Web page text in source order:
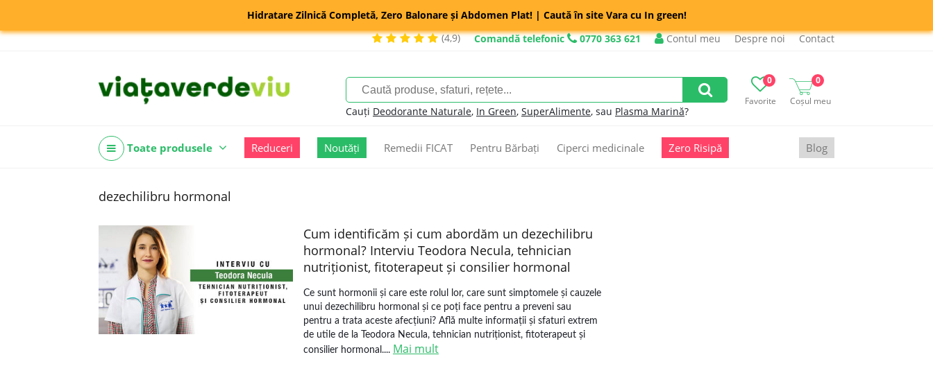
Hidratare Zilnică Completă, Zero Balonare și Abdomen Plat! | Caută în site Vara cu In green!
(4,9)
Comandă telefonic 0770 363 621 Contul meu Despre noi Contact
Favorite
0
Coșul meu
0
Cauți Deodorante Naturale, In Green, SuperAlimente, sau Plasma Marină?
Toate produsele Reduceri Noutăți Remedii FICAT Pentru Bărbați Ciperci medicinale Zero Risipă Blog
dezechilibru hormonal
Cum identificăm și cum abordăm un dezechilibru
hormonal? Interviu Teodora Necula, tehnician
nutriționist, fitoterapeut și consilier hormonal
Ce sunt hormonii și care este rolul lor, care sunt simptomele și cauzele
unui dezechilibru hormonal și ce poți face pentru a preveni sau
pentru a trata aceste afecțiuni? Află multe informații și sfaturi extrem
de utile de la Teodora Necula, tehnician nutriționist, fitoterapeut și
consilier hormonal.... Mai mult